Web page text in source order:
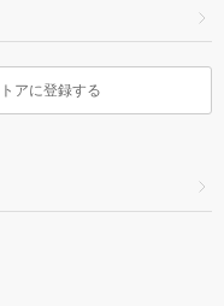
アに登録する